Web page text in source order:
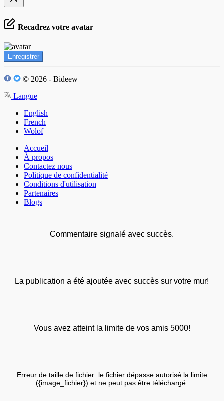
Recadrez votre avatar
Enregistrer
© 2026 - Bideew
Langue
English
French
Wolof
Accueil
À propos
Contactez nous
Politique de confidentialité
Conditions d'utilisation
Partenaires
Blogs
Commentaire signalé avec succès.
La publication a été ajoutée avec succès sur votre mur!
Vous avez atteint la limite de vos amis 5000!
Erreur de taille de fichier: le fichier dépasse autorisé la limite
({image_fichier}) et ne peut pas être téléchargé.